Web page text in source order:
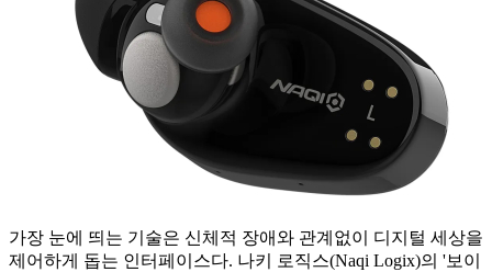
가장 눈에 띄는 기술은 신체적 장애와 관계없이 디지털 세상을
제어하게 돕는 인터페이스다. 나키 로직스(Naqi Logix)의 '보이